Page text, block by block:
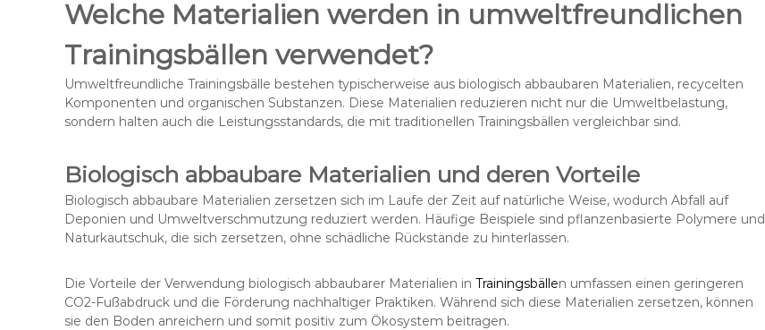
Welche Materialien werden in umweltfreundlichen
Trainingsbällen verwendet?
Umweltfreundliche Trainingsbälle bestehen typischerweise aus biologisch abbaubaren Materialien, recycelten
Komponenten und organischen Substanzen. Diese Materialien reduzieren nicht nur die Umweltbelastung,
sondern halten auch die Leistungsstandards, die mit traditionellen Trainingsbällen vergleichbar sind.
Biologisch abbaubare Materialien und deren Vorteile
Biologisch abbaubare Materialien zersetzen sich im Laufe der Zeit auf natürliche Weise, wodurch Abfall auf
Deponien und Umweltverschmutzung reduziert werden. Häufige Beispiele sind pflanzenbasierte Polymere und
Naturkautschuk, die sich zersetzen, ohne schädliche Rückstände zu hinterlassen.
Die Vorteile der Verwendung biologisch abbaubarer Materialien in Trainingsbällen umfassen einen geringeren
CO2-Fußabdruck und die Förderung nachhaltiger Praktiken. Während sich diese Materialien zersetzen, können
sie den Boden anreichern und somit positiv zum Ökosystem beitragen.